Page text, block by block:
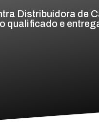
Distribuidora de
qualificado e